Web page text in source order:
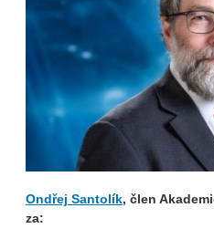
Ondřej Santolík, člen
za: